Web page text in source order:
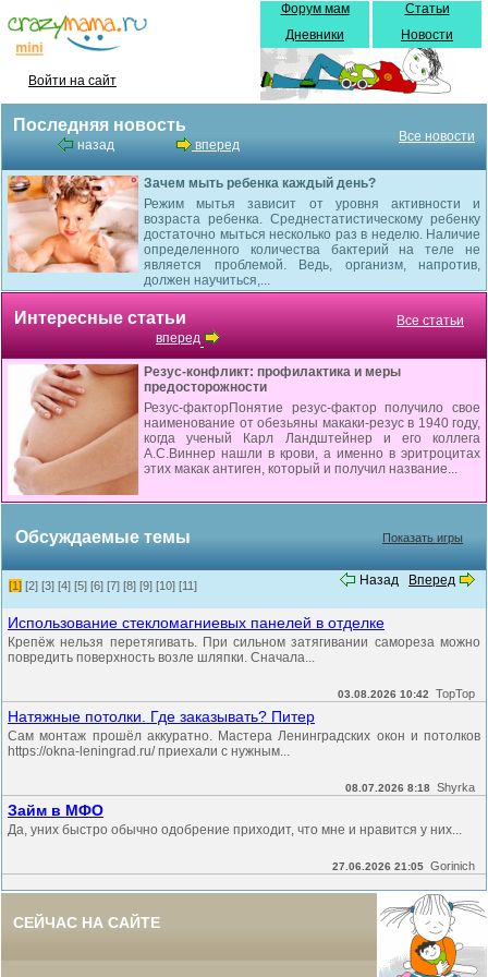
Войти на сайт
Форум мам
Дневники
Статьи
Новости
Последняя новость
назад вперед
Все новости
Зачем мыть ребенка каждый день?
Режим мытья зависит от уровня активности и
возраста ребенка. Среднестатистическому ребенку
достаточно мыться несколько раз в неделю. Наличие
определенного количества бактерий на теле не
является проблемой. Ведь, организм, напротив,
должен научиться,...
Интересные статьи
вперед
Все статьи
Резус-конфликт: профилактика и меры
предосторожности
Резус-факторПонятие резус-фактор получило свое
наименование от обезьяны макаки-резус в 1940 году,
когда ученый Карл Ландштейнер и его коллега
А.С.Виннер нашли в крови, а именно в эритроцитах
этих макак антиген, который и получил название...
Обсуждаемые темы Показать игры
Назад Вперед
[1] [2] [3] [4] [5] [6] [7] [8] [9] [10] [11]
Использование стекломагниевых панелей в отделке
Крепёж нельзя перетягивать. При сильном затягивании самореза можно
повредить поверхность возле шляпки. Сначала...
03.08.2026 10:42 TopTop
Натяжные потолки. Где заказывать? Питер
Сам монтаж прошёл аккуратно. Мастера Ленинградских окон и потолков
https://okna-leningrad.ru/ приехали с нужным...
08.07.2026 8:18 Shyrka
Займ в МФО
Да, уних быстро обычно одобрение приходит, что мне и нравится у них...
27.06.2026 21:05 Gorinich
СЕЙЧАС НА САЙТЕ